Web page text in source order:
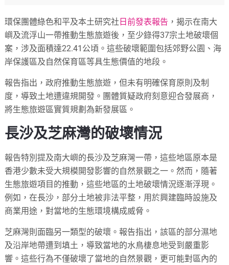
環保團體綠色和平及本土研究社 日前發表報告 ，揭示在南大
嶼及流浮山一帶推動生態旅遊後，至少錄得37宗土地破壞個
案，涉及面積達22.41公頃。這些破壞範圍包括郊野公園、海
岸保護區及自然保育區等具生態價值的地段。
報告指出，政府推動生態旅遊，但未有明確保育原則及制
度，導致土地遭違規開發。團體質疑政府刻意迎合發展商，
將生態旅遊區實質規劃為新發展區。
長沙及芝麻灣的破壞情況
報告特別提及南大嶼的長沙及芝麻灣一帶，這些地區原本是
香港少數未受大規模開發影響的自然景觀之一。然而，隨著
生態旅遊項目的推動，這些地區的土地破壞情況逐漸浮現。
例如，在長沙，部分土地被非法平整，用於興建臨時設施及
商業用途，對當地的生態環境構成威脅。
芝麻灣則面臨另一類型的破壞。報告指出，該區的部分濕地
及沿岸地帶遭到填土，導致當地的水鳥棲息地受到嚴重影
響。這些行為不僅破壞了當地的自然景觀，更可能對區內的